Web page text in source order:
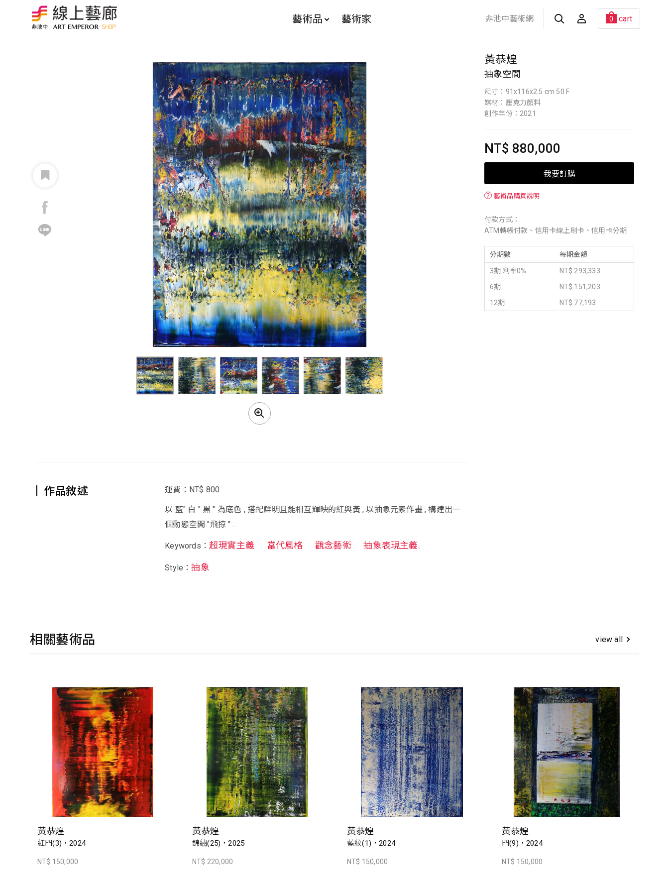
藝術品 藝術家 非池中藝術網 0 cart
黃恭煌
抽象空間
尺寸：91x116x2.5 cm 50 F
媒材：壓克力顏料
創作年份：2021
NT$ 880,000
我要訂購
？ 藝術品購買說明
付款方式：
ATM轉帳付款、信用卡線上刷卡、信用卡分期
分期數 每期金額
3期 利率0%
NT$ 293,333
6期
NT$ 151,203
12期
NT$ 77,193
作品敘述 運費：NT$ 800
以 藍" 白 " 黑 " 為底色 , 搭配鮮明且能相互輝映的紅與黃 , 以抽象元素作畫 , 構建出一
個動態空間 "飛掠 " .
Keywords：超現實主義 當代風格 觀念藝術 抽象表現主義.
Style：抽象
相關藝術品 view all
黃恭煌
紅門(3)，2024
NT$ 150,000
黃恭煌
錦繡(25)，2025
NT$ 220,000
黃恭煌
藍紋(1)，2024
NT$ 150,000
黃恭煌
門(9)，2024
NT$ 150,000